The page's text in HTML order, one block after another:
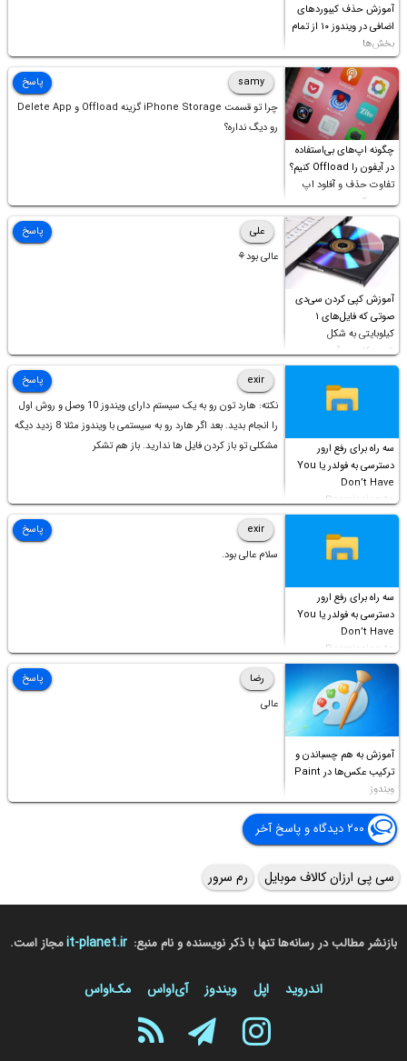
آموزش حذف کیبوردهای
اضافی در ویندوز ۱۰ از تمام
بخش‌ها
چگونه اپ‌های بی‌استفاده
در آیفون را Offload کنیم؟
تفاوت حذف و آفلود اپ
چیست؟
samy
چرا تو قسمت iPhone Storage گزینه Offload و Delete App
رو دیگ نداره؟
پاسخ
آموزش کپی کردن سی‌دی
صوتی که فایل‌های ۱
کیلوبایتی به شکل
شورت‌کات در آن موجود
است!
علی
عالی بود⚘
پاسخ
سه راه برای رفع ارور
دسترسی به فولدر یا You
Don’t Have
Permission to
Access this folder
exir
نکته: هارد تون رو به یک سیستم دارای ویندوز 10 وصل و روش اول
را انجام بدید. بعد اگر هارد رو به سیستمی با ویندوز مثلا 8 زدید دیگه
مشکلی تو باز کردن فایل ها ندارید. باز هم تشکر
پاسخ
سه راه برای رفع ارور
دسترسی به فولدر یا You
Don’t Have
Permission to
Access this folder
exir
سلام عالی بود.
پاسخ
آموزش به هم چسباندن و
ترکیب عکس‌ها در Paint
ویندوز
رضا
عالی
پاسخ
۲۰۰ دیدگاه و پاسخ آخر
سی پی ارزان کالاف موبایل رم سرور
بازنشر مطالب در رسانه‌ها تنها با ذکر نویسنده و نام منبع: it-planet.irمجاز است.
اندروید اپل ویندوز آی‌او‌اس مک‌او‌اس